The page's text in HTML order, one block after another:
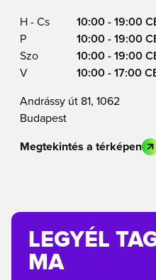
H - Cs
10:00 - 19:00
P
10:00 - 19:00
Szo
10:00 - 19:00
V
10:00 - 17:00
Andrássy út 81, 1062
Budapest
Megtekintés a térképen
LEGYÉL
MA